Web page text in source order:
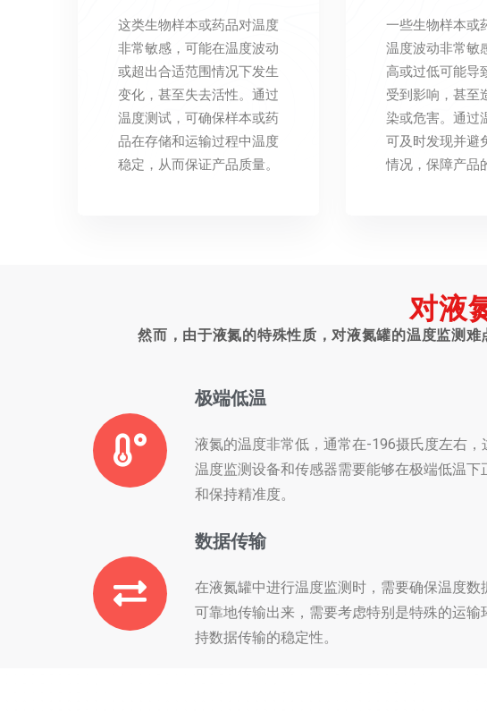
这类生物样本或药品对温度
非常敏感，可能在温度波动
或超出合适范围情况下发生
变化，甚至失去活性。通过
温度测试，可确保样本或药
品在存储和运输过程中温度
稳定，从而保证产品质量。
一些生物样本或
温度波动非常敏
高或过低可能导
受到影响，甚至
染或危害。通过
可及时发现并避
情况，保障产品
对液
然而，由于液氮的特殊性质，对液氮罐的温度监测
极端低温
液氮的温度非常低，通常在-196摄氏度左右，
温度监测设备和传感器需要能够在极端低温下
和保持精准度。
数据传输
在液氮罐中进行温度监测时，需要确保温度数
可靠地传输出来，需要考虑特别是特殊的运输
持数据传输的稳定性。